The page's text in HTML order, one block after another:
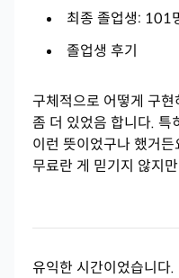
최종 졸업생: 101
졸업생 후기
구체적으로 어떻게 구
좀 더 있었음 합니다.
이런 뜻이었구나 했거
무료란 게 믿기지 않지
유익한 시간이었습니다